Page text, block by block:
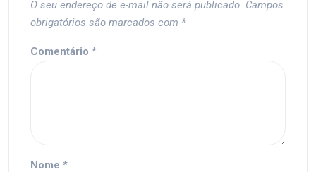
O seu endereço de e-mail não será publicado. Campos
obrigatórios são marcados com *
Comentário *
Nome *